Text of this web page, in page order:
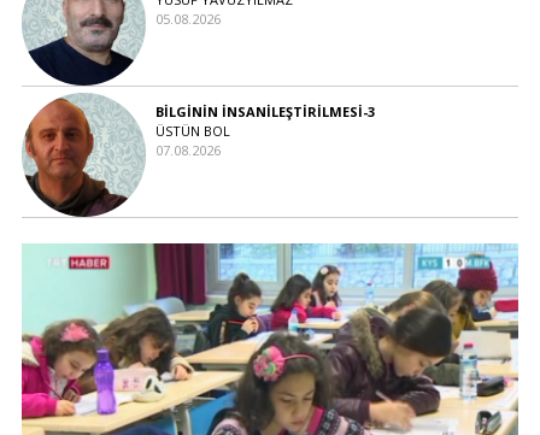
05.08.2026
BİLGİNİN İNSANİLEŞTİRİLMESİ-3
ÜSTÜN BOL
07.08.2026